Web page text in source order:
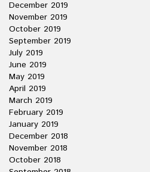
December 2019
November 2019
October 2019
September 2019
July 2019
June 2019
May 2019
April 2019
March 2019
February 2019
January 2019
December 2018
November 2018
October 2018